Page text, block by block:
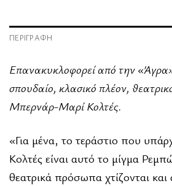
ΠΕΡΙΓΡΑΦΉ
Επανακυκλοφορεί από την
σπουδαίο, κλασικό πλέον,
Μπερνάρ-Μαρί Κολτές.
«Για μένα, το τεράστιο που
Κολτές είναι αυτό το μίγμα
θεατρικά πρόσωπα χτίζονται